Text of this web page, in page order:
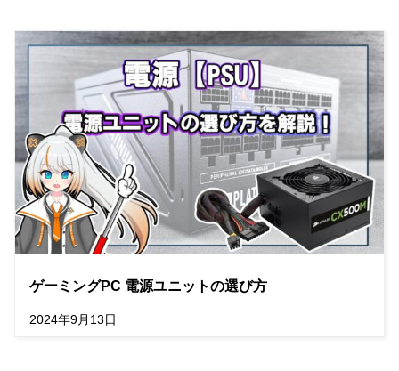
ゲーミングPC 電源ユニットの選び方
2024年9月13日